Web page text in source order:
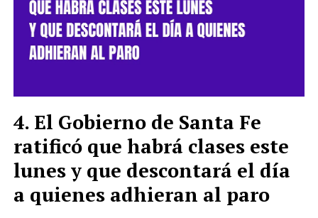
El Gobierno de Santa Fe
ratificó que habrá clases este
lunes y que descontará el día
a quienes adhieran al paro